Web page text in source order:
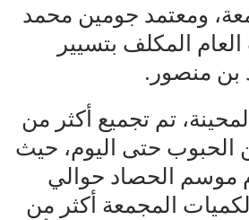
ومعتمد جومين محمد
المكلف بتسيير
بن منصور.
تم تجميع أكثر من
الحبوب حتى اليوم، حيث
موسم الحصاد حوالي
المجمعة أكثر من